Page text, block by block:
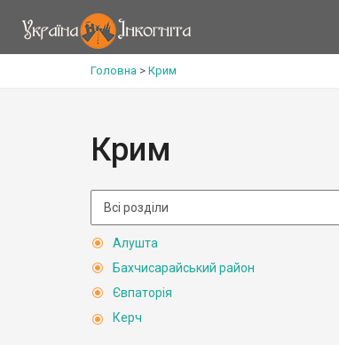
Головна > Крим
Крим
Алушта
Бахчисарайський район
Євпаторія
Керч